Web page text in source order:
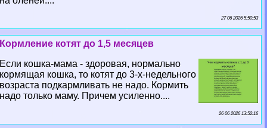
27 06 2026 5:50:53
Кормление котят до 1,5 месяцев
Если кошка-мама - здоровая, нормально
кормящая кошка, то котят до 3-х-недельного
возраста подкармливать не надо. Кормить
надо только маму. Причем усиленно....
26 06 2026 13:52:16